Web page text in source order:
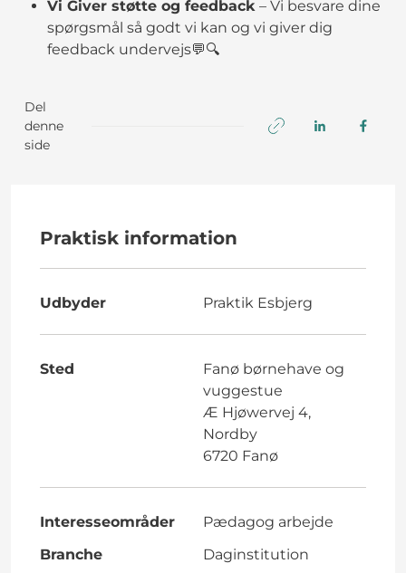
Vi Giver støtte og feedback – Vi besvare dine
spørgsmål så godt vi kan og vi giver dig
feedback undervejs💬🔍
Del
denne
side
Praktisk information
Udbyder Praktik Esbjerg
Sted
Fanø børnehave og
vuggestue
Æ Hjøwervej 4,
Nordby
6720 Fanø
Interesseområder
Pædagog arbejde
Branche
Daginstitution